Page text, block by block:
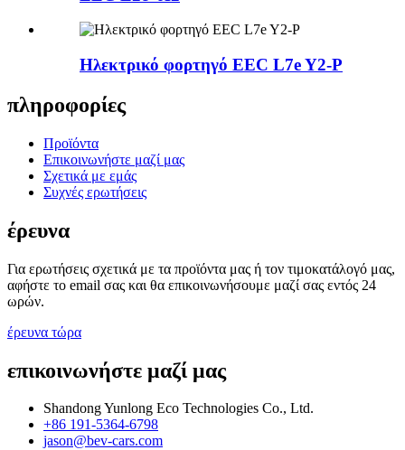
Ηλεκτρικό φορτηγό EEC L7e Y2-P
πληροφορίες
Προϊόντα
Επικοινωνήστε μαζί μας
Σχετικά με εμάς
Συχνές ερωτήσεις
έρευνα
Για ερωτήσεις σχετικά με τα προϊόντα μας ή τον τιμοκατάλογό μας,
αφήστε το email σας και θα επικοινωνήσουμε μαζί σας εντός 24
ωρών.
έρευνα τώρα
επικοινωνήστε μαζί μας
Shandong Yunlong Eco Technologies Co., Ltd.
+86 191-5364-6798
jason@bev-cars.com